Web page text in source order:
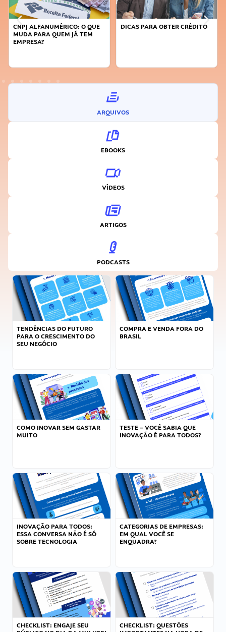
CNPJ ALFANUMÉRICO: O QUE
MUDA PARA QUEM JÁ TEM
EMPRESA?
DICAS PARA OBTER CRÉDITO
ARQUIVOS
EBOOKS
VÍDEOS
ARTIGOS
PODCASTS
TENDÊNCIAS DO FUTURO
PARA O CRESCIMENTO DO
SEU NEGÓCIO
COMPRA E VENDA FORA DO
BRASIL
COMO INOVAR SEM GASTAR
MUITO
TESTE – VOCÊ SABIA QUE
INOVAÇÃO É PARA TODOS?
INOVAÇÃO PARA TODOS:
ESSA CONVERSA NÃO É SÓ
SOBRE TECNOLOGIA
CATEGORIAS DE EMPRESAS:
EM QUAL VOCÊ SE
ENQUADRA?
CHECKLIST: ENGAJE SEU
CHECKLIST: QUESTÕES